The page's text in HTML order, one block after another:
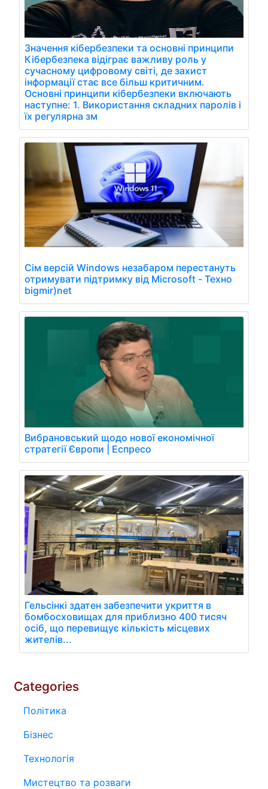
Значення кібербезпеки та основні принципи
Кібербезпека відіграє важливу роль у
сучасному цифровому світі, де захист
інформації стає все більш критичним.
Основні принципи кібербезпеки включають
наступне: 1. Використання складних паролів і
їх регулярна зм
Сім версій Windows незабаром перестануть
отримувати підтримку від Microsoft - Техно
bigmir)net
Вибрановський щодо нової економічної
стратегії Європи | Еспресо
Гельсінкі здатен забезпечити укриття в
бомбосховищах для приблизно 400 тисяч
осіб, що перевищує кількість місцевих
жителів...
Categories
Політика
Бізнес
Технологія
Мистецтво та розваги